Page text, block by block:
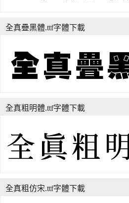
全真疊黑體.ttf字體下載
全真粗明體.ttf字體下載
全真粗仿宋.ttf字體下載